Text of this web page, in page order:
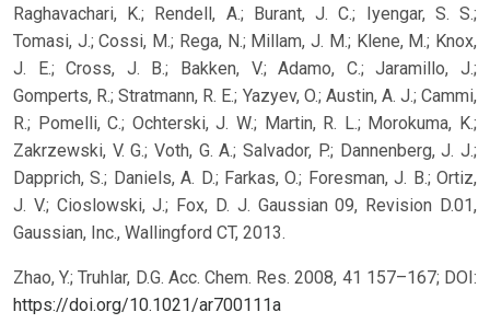
Raghavachari, K.; Rendell, A.; Burant, J. C.; Iyengar, S. S.;
Tomasi, J.; Cossi, M.; Rega, N.; Millam, J. M.; Klene, M.; Knox,
J. E.; Cross, J. B.; Bakken, V.; Adamo, C.; Jaramillo, J.;
Gomperts, R.; Stratmann, R. E.; Yazyev, O.; Austin, A. J.; Cammi,
R.; Pomelli, C.; Ochterski, J. W.; Martin, R. L.; Morokuma, K.;
Zakrzewski, V. G.; Voth, G. A.; Salvador, P.; Dannenberg, J. J.;
Dapprich, S.; Daniels, A. D.; Farkas, O.; Foresman, J. B.; Ortiz,
J. V.; Cioslowski, J.; Fox, D. J. Gaussian 09, Revision D.01,
Gaussian, Inc., Wallingford CT, 2013.
Zhao, Y.; Truhlar, D.G. Acc. Chem. Res. 2008, 41 157–167; DOI:
https://doi.org/10.1021/ar700111a